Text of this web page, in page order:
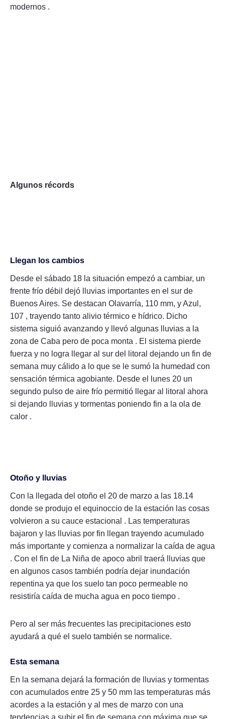
modernos .
Algunos récords
Llegan los cambios
Desde el sábado 18 la situación empezó a cambiar, un
frente frío débil dejó lluvias importantes en el sur de
Buenos Aires. Se destacan Olavarría, 110 mm, y Azul,
107 , trayendo tanto alivio térmico e hídrico. Dicho
sistema siguió avanzando y llevó algunas lluvias a la
zona de Caba pero de poca monta . El sistema pierde
fuerza y no logra llegar al sur del litoral dejando un fin de
semana muy cálido a lo que se le sumó la humedad con
sensación térmica agobiante. Desde el lunes 20 un
segundo pulso de aire frío permitió llegar al litoral ahora
si dejando lluvias y tormentas poniendo fin a la ola de
calor .
Otoño y lluvias
Con la llegada del otoño el 20 de marzo a las 18.14
donde se produjo el equinoccio de la estación las cosas
volvieron a su cauce estacional . Las temperaturas
bajaron y las lluvias por fin llegan trayendo acumulado
más importante y comienza a normalizar la caída de agua
. Con el fin de La Niña de apoco abril traerá lluvias que
en algunos casos también podría dejar inundación
repentina ya que los suelo tan poco permeable no
resistiría caída de mucha agua en poco tiempo .
Pero al ser más frecuentes las precipitaciones esto
ayudará a qué el suelo también se normalice.
Esta semana
En la semana dejará la formación de lluvias y tormentas
con acumulados entre 25 y 50 mm las temperaturas más
acordes a la estación y al mes de marzo con una